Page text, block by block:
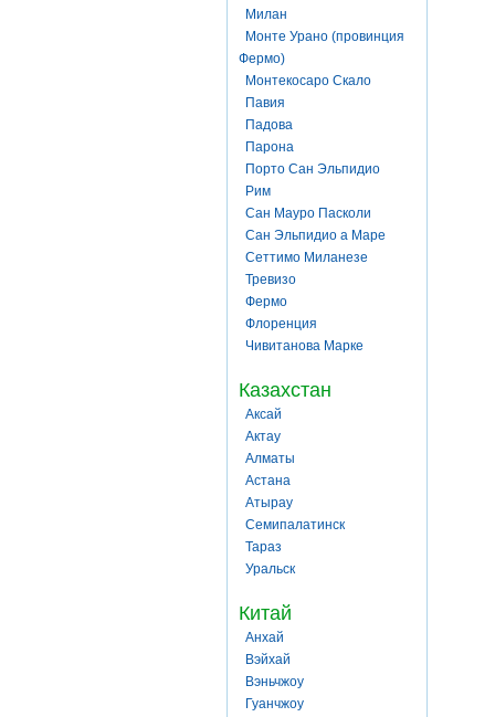
Милан
Монте Урано (провинция
Фермо)
Монтекосаро Скало
Павия
Падова
Парона
Порто Сан Эльпидио
Рим
Сан Мауро Пасколи
Сан Эльпидио а Маре
Сеттимо Миланезе
Тревизо
Фермо
Флоренция
Чивитанова Марке
Казахстан
Аксай
Актау
Алматы
Астана
Атырау
Семипалатинск
Тараз
Уральск
Китай
Анхай
Вэйхай
Вэньчжоу
Гуанчжоу